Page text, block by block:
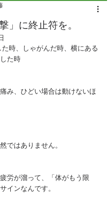
」に終止符を。
た時
み、ひどい場合は動けないほ
ではありません。
労が溜って、「体がもう限
インなんです。